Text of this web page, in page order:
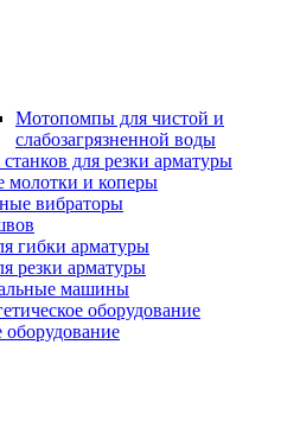
Мотопомпы для чистой и
слабозагрязненной воды
для резки арматуры
молотки и коперы
вибраторы
гибки арматуры
резки арматуры
машины
оборудование